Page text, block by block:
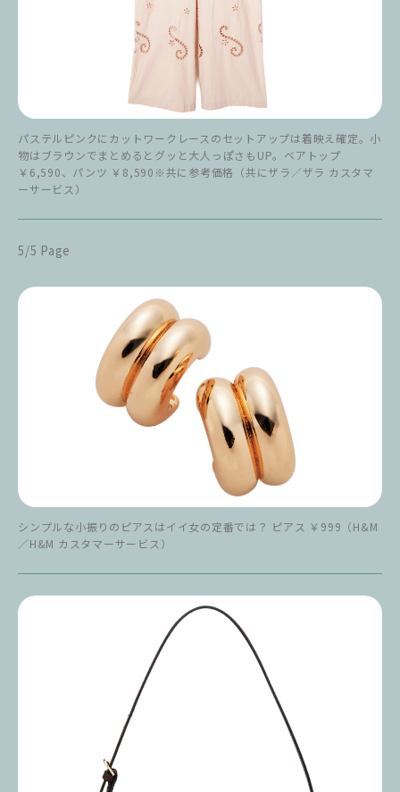
パステルピンクにカットワークレースのセットアップは着映え確定。小
物はブラウンでまとめるとグッと大人っぽさもUP。ベアトップ
￥6,590、パンツ ￥8,590※共に参考価格（共にザラ／ザラ カスタマ
ーサービス）
5/5 Page
シンプルな小振りのピアスはイイ女の定番では？ ピアス ￥999（H&M
／H&M カスタマーサービス）